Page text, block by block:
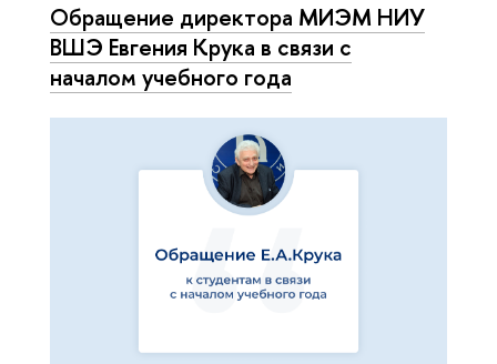
Обращение директора МИЭМ НИУ
ВШЭ Евгения Крука в связи с
началом учебного года